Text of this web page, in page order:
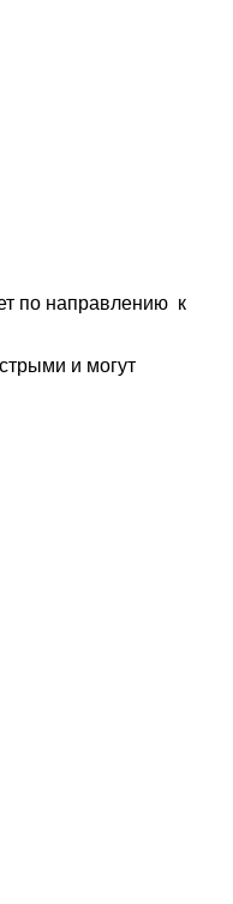
по направлению к
и могут